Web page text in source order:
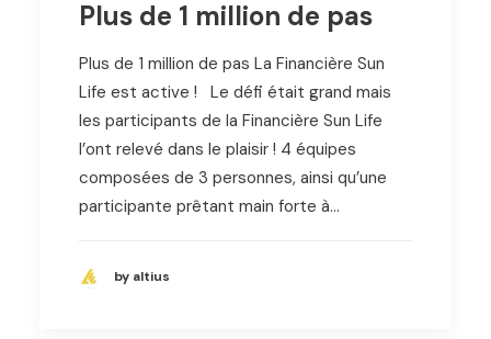
Plus de 1 million de pas
Plus de 1 million de pas La Financière Sun
Life est active ! Le défi était grand mais
les participants de la Financière Sun Life
l’ont relevé dans le plaisir ! 4 équipes
composées de 3 personnes, ainsi qu’une
participante prêtant main forte à…
by altius